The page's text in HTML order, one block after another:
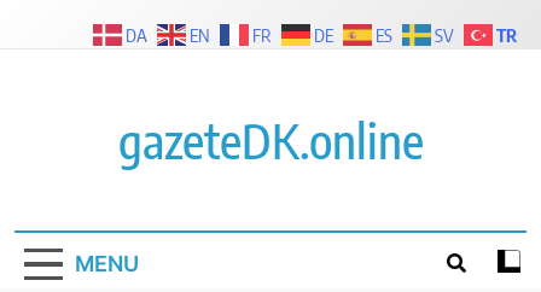
gazeteDK.online
MENU
DA EN FR DE ES SV TR